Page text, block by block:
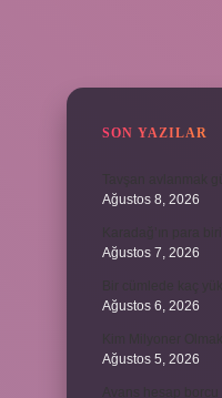
SON YAZILAR
Ağustos 8, 2026
Ağustos 7, 2026
Ağustos 6, 2026
Ağustos 5, 2026